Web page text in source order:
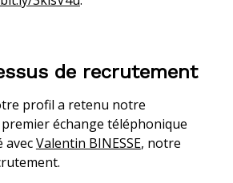
de recrutement
profil a retenu notre
échange téléphonique
avecValentin BINESSE, notre